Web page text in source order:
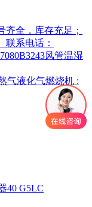
全，库存充足；
联系电话：
风管温湿
气液化气燃烧机 :